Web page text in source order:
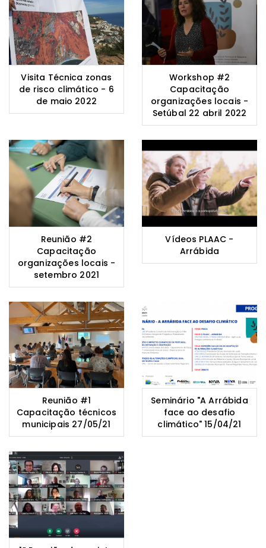
Visita Técnica zonas
de risco climático - 6
de maio 2022
Workshop #2
Capacitação
organizações locais -
Setúbal 22 abril 2022
Reunião #2
Capacitação
organizações locais -
setembro 2021
Vídeos PLAAC -
Arrábida
Reunião #1
Capacitação técnicos
municipais 27/05/21
Seminário "A Arrábida
face ao desafio
climático" 15/04/21